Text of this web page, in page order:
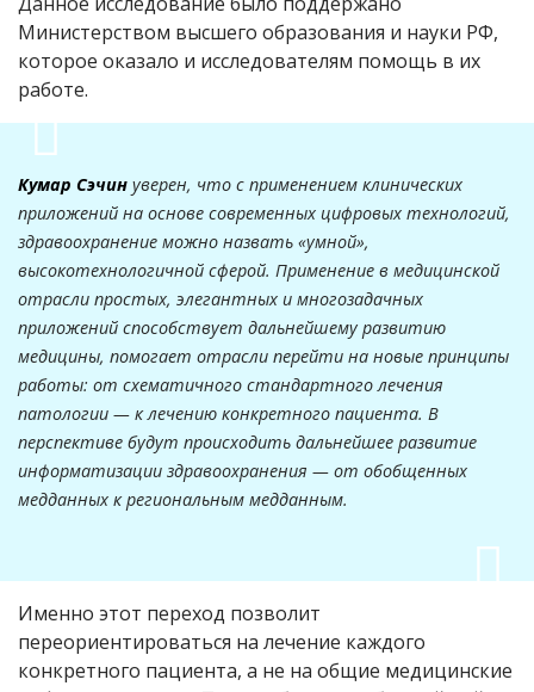
Министерством высшего образования и науки РФ,
которое оказало и исследователям помощь в их
работе.
Кумар Сэчин уверен, что с применением клинических
приложений на основе современных цифровых технологий,
здравоохранение можно назвать «умной»,
высокотехнологичной сферой. Применение в медицинской
отрасли простых, элегантных и многозадачных
приложений способствует дальнейшему развитию
медицины, помогает отрасли перейти на новые принципы
работы: от схематичного стандартного лечения
патологии — к лечению конкретного пациента. В
перспективе будут происходить дальнейшее развитие
информатизации здравоохранения — от обобщенных
медданных к региональным медданным.
Именно этот переход позволит
переориентироваться на лечение каждого
конкретного пациента, а не на общие медицинские